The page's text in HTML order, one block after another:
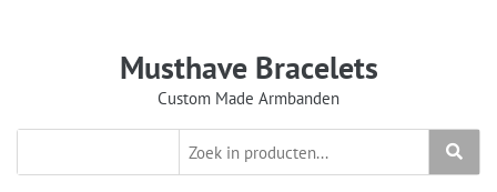
Musthave Bracelets
Custom Made Armbanden